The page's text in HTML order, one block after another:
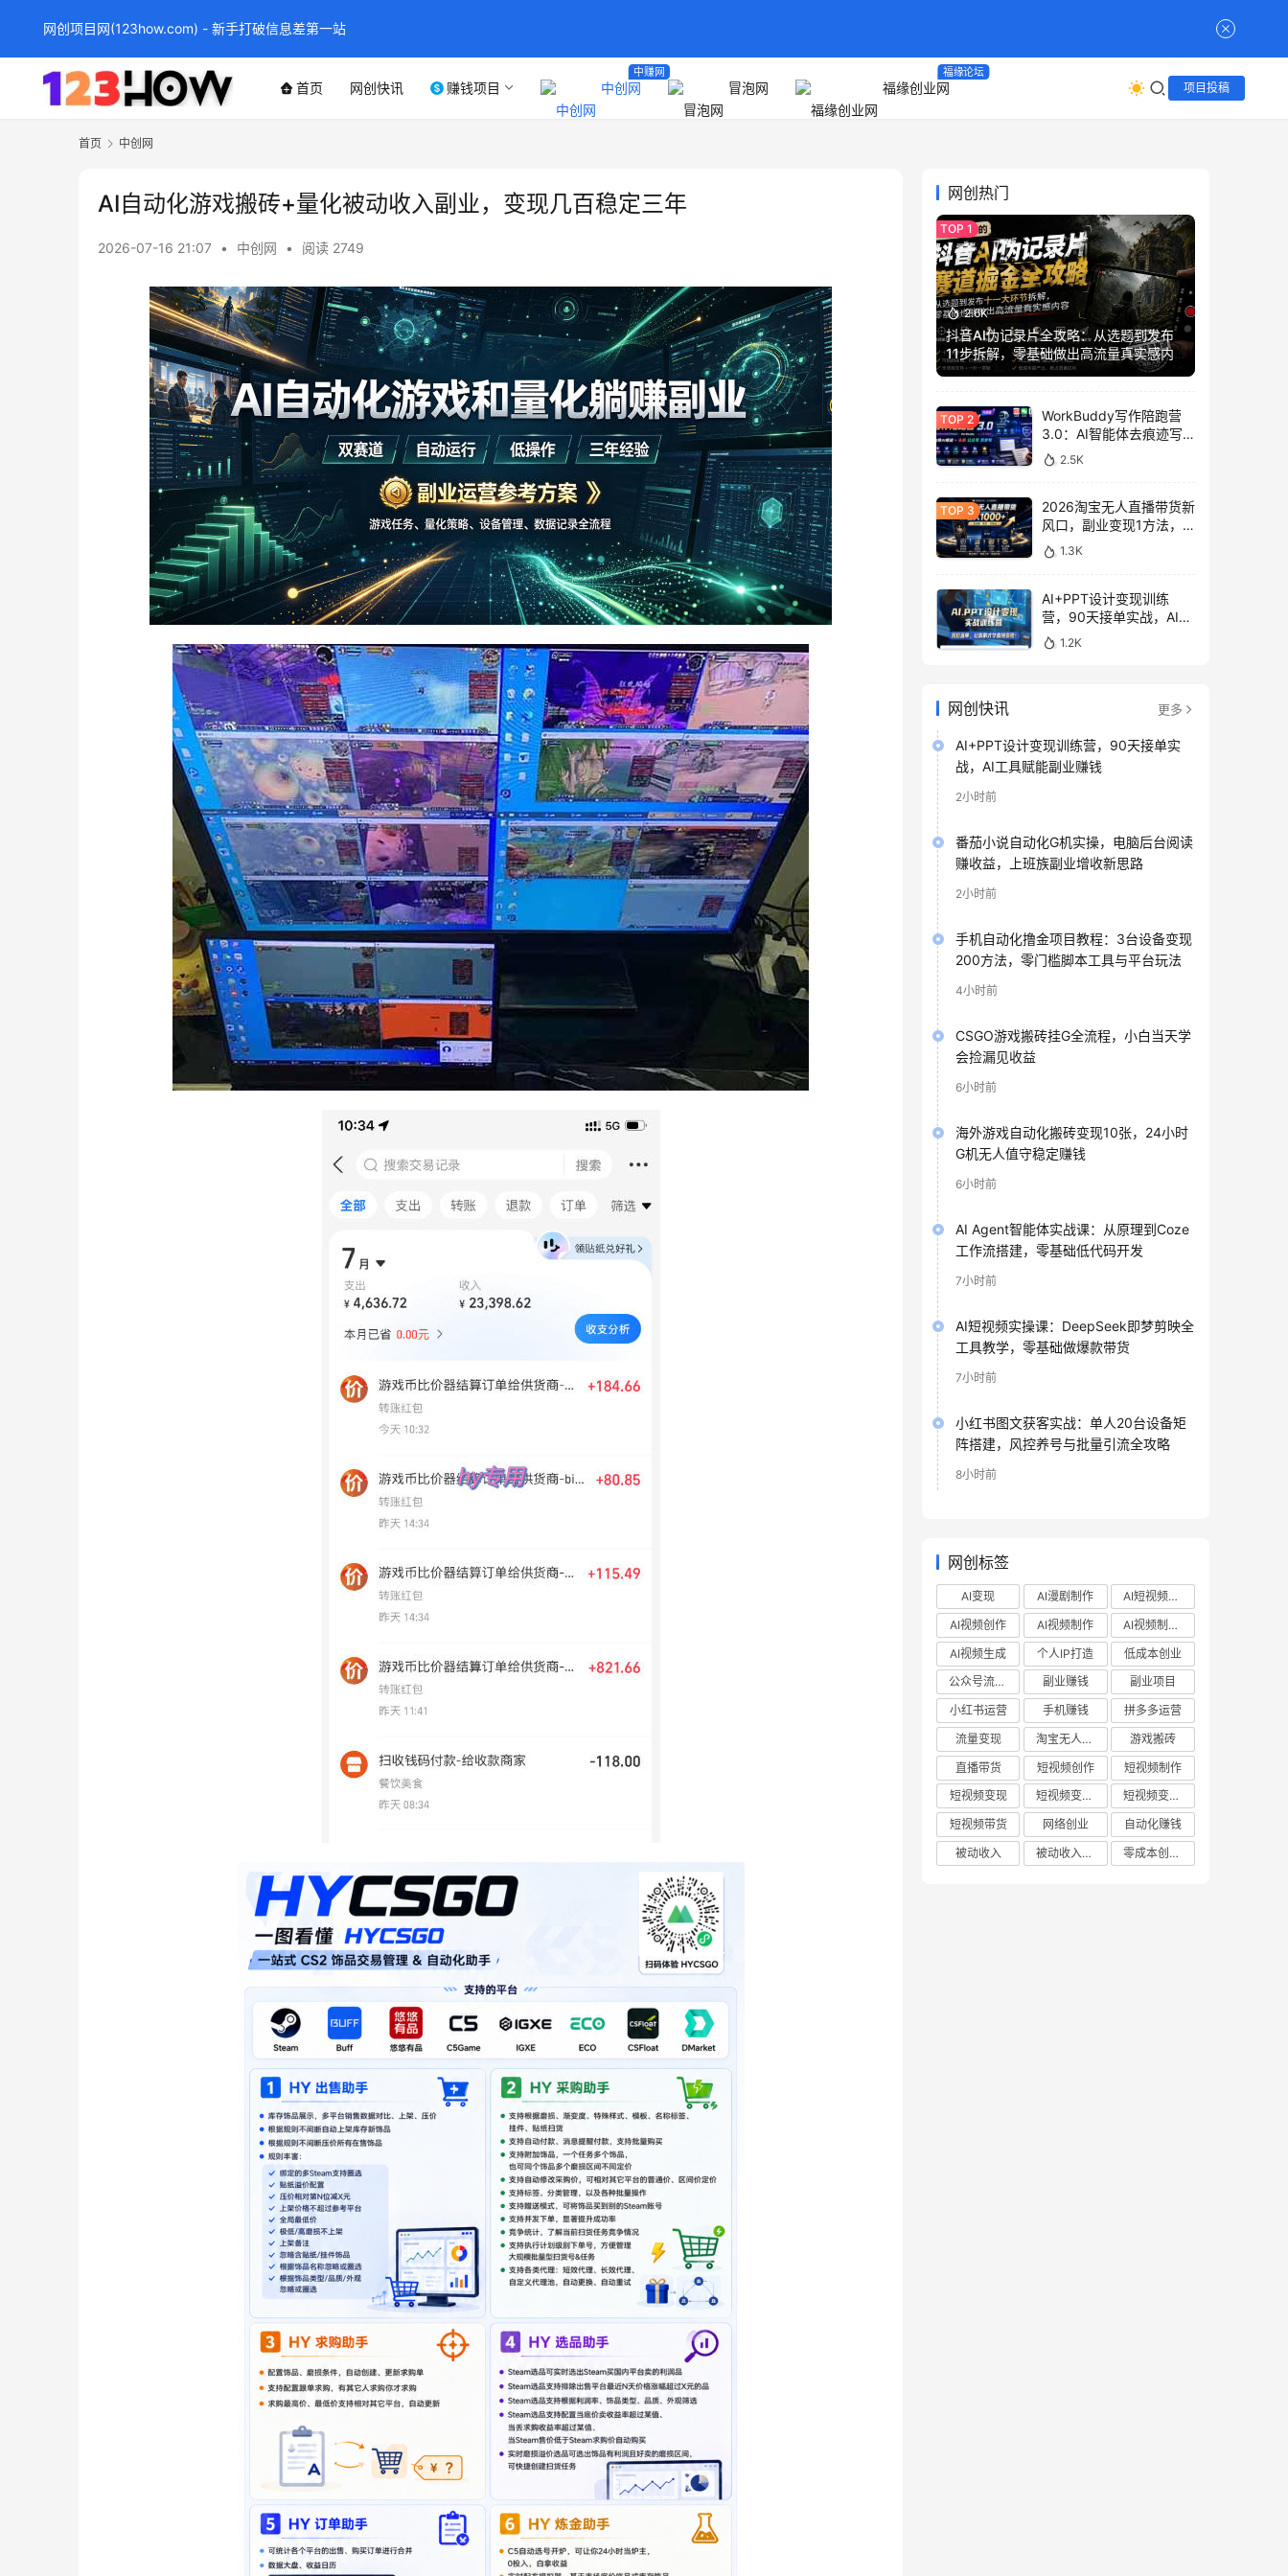
首页 网创快讯 赚钱项目 中创网
中赚网
冒泡网 福缘创业网
福缘论坛
项目投稿
首页 中创网
AI自动化游戏搬砖+量化被动收入副业，变现几百稳定三年
2026-07-16 21:07 • 中创网 • 阅读 2749
网创热门
2.6K
抖音AI伪记录片全攻略：从选题到发布
11步拆解，零基础做出高流量真实感内
容
WorkBuddy写作陪跑营
3.0：AI智能体去痕迹写
作，头条公众号百家号变
现
2.5K
2026淘宝无人直播带货新
风口，副业变现1方法，
无违规稳定可长期操作
1.3K
AI+PPT设计变现训练
营，90天接单实战，AI工
具赋能副业赚钱
1.2K
网创快讯 更多
AI+PPT设计变现训练营，90天接单实
战，AI工具赋能副业赚钱
2小时前
番茄小说自动化G机实操，电脑后台阅读
赚收益，上班族副业增收新思路
2小时前
手机自动化撸金项目教程：3台设备变现
200方法，零门槛脚本工具与平台玩法
4小时前
CSGO游戏搬砖挂G全流程，小白当天学
会捡漏见收益
6小时前
海外游戏自动化搬砖变现10张，24小时
G机无人值守稳定赚钱
6小时前
AI Agent智能体实战课：从原理到Coze
工作流搭建，零基础低代码开发
7小时前
AI短视频实操课：DeepSeek即梦剪映全
工具教学，零基础做爆款带货
7小时前
小红书图文获客实战：单人20台设备矩
阵搭建，风控养号与批量引流全攻略
8小时前
网创标签
AI变现 AI漫剧制作
AI短视频制作
AI视频创作
AI视频制作
AI视频制作教程
AI视频生成
个人IP打造
低成本创业
公众号流量主
副业赚钱
副业项目
小红书运营
手机赚钱
拼多多运营
流量变现
淘宝无人直播
游戏搬砖
直播带货
短视频创作
短视频制作
短视频变现
短视频变现技巧
短视频变现方法
短视频带货
网络创业
自动化赚钱
被动收入
被动收入项目 零成本创业项目
网创项目网(123how.com) - 新手打破信息差第一站